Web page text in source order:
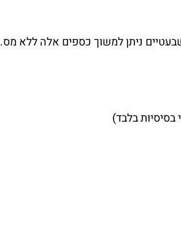
ניתן למשוך כספים אלה ללא מס.